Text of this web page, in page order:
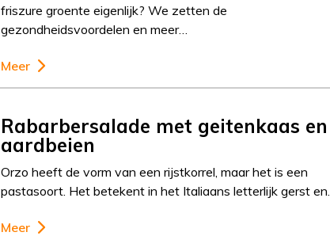
friszure groente eigenlijk? We zetten de
gezondheidsvoordelen en meer…
Meer
Rabarbersalade met geitenkaas en
aardbeien
Orzo heeft de vorm van een rijstkorrel, maar het is een
pastasoort. Het betekent in het Italiaans letterlijk gerst en…
Meer